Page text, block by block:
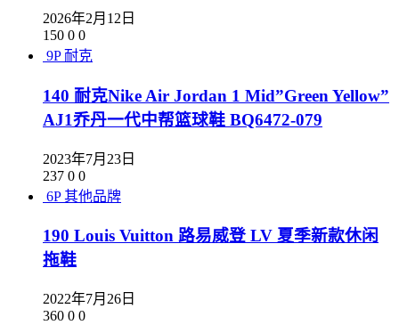
2026年2月12日
150 0 0
9P 耐克
140 耐克Nike Air Jordan 1 Mid”Green Yellow”
AJ1乔丹一代中帮篮球鞋 BQ6472-079
2023年7月23日
237 0 0
6P 其他品牌
190 Louis Vuitton 路易威登 LV 夏季新款休闲
拖鞋
2022年7月26日
360 0 0